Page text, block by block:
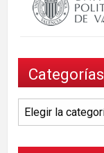
Categorías
Categorías